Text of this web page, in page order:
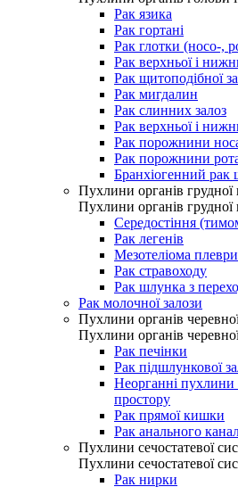
Рак язика
Рак гортані
Рак глотки (носо-,
Рак верхньої і
Рак щитоподібної
Рак мигдалин
Рак слинних залоз
Рак верхньої і
Рак порожнини
Рак порожнини
Бранхіогенний рак
Пухлини органів
Пухлини органів
Середостіння
Рак легенів
Мезотеліома плеври
Рак стравоходу
Рак шлунка з
Рак молочної залози
Пухлини органів
Пухлини органів
Рак печінки
Рак підшлункової
Неорганні пухлини
простору
Рак прямої кишки
Рак анального
Пухлини сечостатевої
Пухлини сечостатевої
Рак нирки